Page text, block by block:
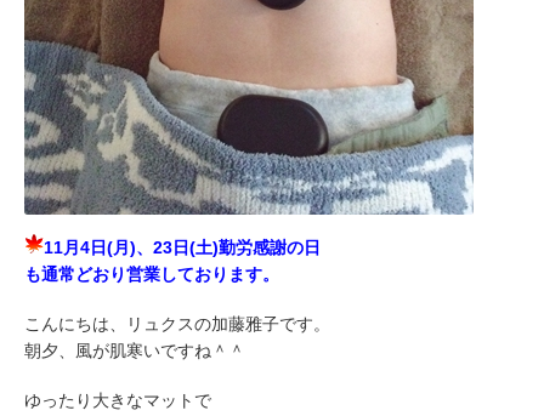
11月4日(月)、23日(土)勤労感謝の日
も通常どおり営業しております。
こんにちは、リュクスの加藤雅子です。
朝夕、風が肌寒いですね＾＾
ゆったり大きなマットで